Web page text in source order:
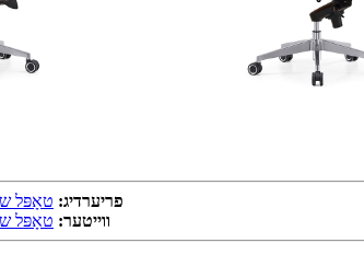
פריערדיג: טאָפּל
ווייטער: טאָפּל